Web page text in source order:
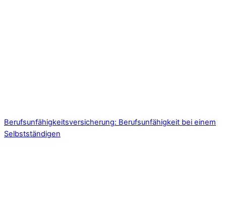
Berufsunfähigkeitsversicherung: Berufsunfähigkeit bei einem
Selbstständigen